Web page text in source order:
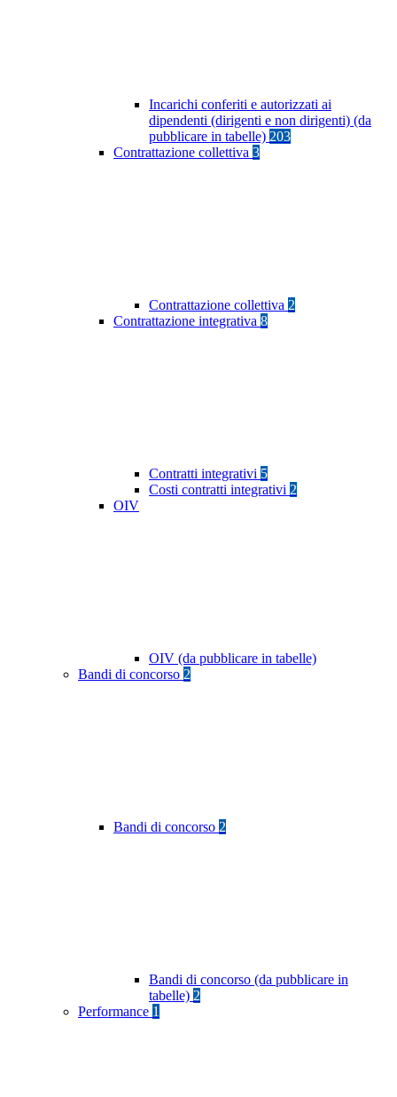
Incarichi conferiti e autorizzati ai
dipendenti (dirigenti e non dirigenti) (da
pubblicare in tabelle) 203
Contrattazione collettiva 3
Contrattazione collettiva 2
Contrattazione integrativa 8
Contratti integrativi 5
Costi contratti integrativi 2
OIV
OIV (da pubblicare in tabelle)
Bandi di concorso 2
Bandi di concorso 2
Bandi di concorso (da pubblicare in
tabelle) 2
Performance 1